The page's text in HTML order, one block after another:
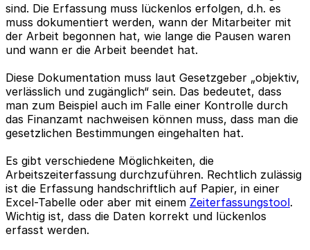
sind. Die Erfassung muss lückenlos erfolgen, d.h. es
muss dokumentiert werden, wann der Mitarbeiter mit
der Arbeit begonnen hat, wie lange die Pausen waren
und wann er die Arbeit beendet hat.
Diese Dokumentation muss laut Gesetzgeber „objektiv,
verlässlich und zugänglich“ sein. Das bedeutet, dass
man zum Beispiel auch im Falle einer Kontrolle durch
das Finanzamt nachweisen können muss, dass man die
gesetzlichen Bestimmungen eingehalten hat.
Es gibt verschiedene Möglichkeiten, die
Arbeitszeiterfassung durchzuführen. Rechtlich zulässig
ist die Erfassung handschriftlich auf Papier, in einer
Excel-Tabelle oder aber mit einem Zeiterfassungstool.
Wichtig ist, dass die Daten korrekt und lückenlos
erfasst werden.